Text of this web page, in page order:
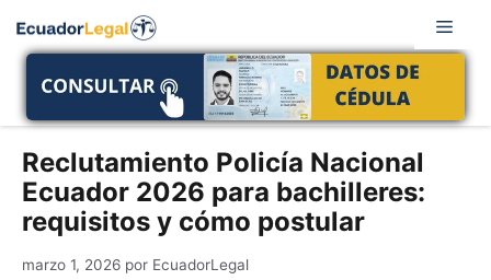
Reclutamiento Policía Nacional
Ecuador 2026 para bachilleres:
requisitos y cómo postular
marzo 1, 2026 por EcuadorLegal